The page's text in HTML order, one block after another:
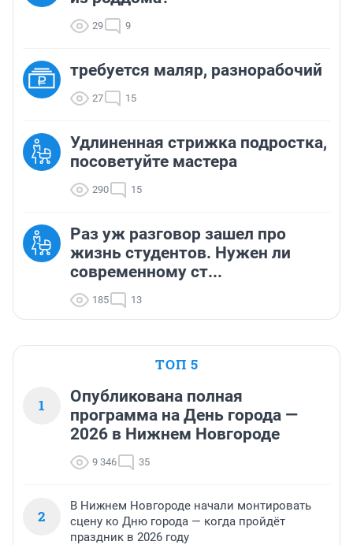
29 9
требуется маляр, разнорабочий
27 15
Удлиненная стрижка подростка,
посоветуйте мастера
290 15
Раз уж разговор зашел про
жизнь студентов. Нужен ли
современному ст...
185 13
ТОП 5
1
Опубликована полная
программа на День города —
2026 в Нижнем Новгороде
9 346 35
2
В Нижнем Новгороде начали монтировать
сцену ко Дню города — когда пройдёт
праздник в 2026 году